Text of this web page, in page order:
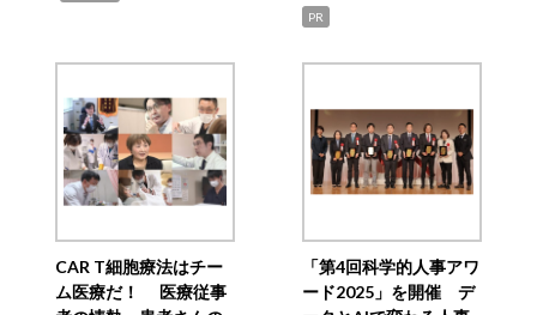
PR
CAR T細胞療法はチー
ム医療だ！ 医療従事
「第4回科学的人事アワ
ード2025」を開催 デ